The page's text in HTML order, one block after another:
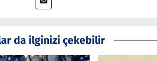
da ilginizi çekebilir